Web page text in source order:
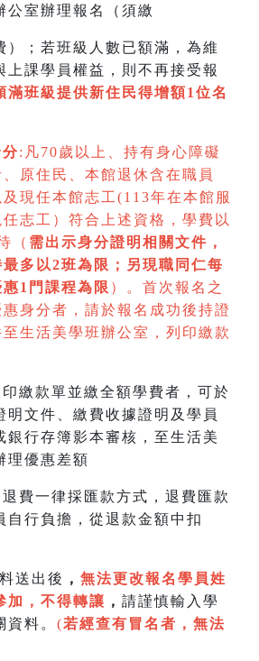
公室辦理報名（須繳
）；若班級人數已額滿，為維
上課學員權益，則不再接受報
滿班級提供新住民得增額1 位名
: 凡70歲以上、持有身心障礙
原住民、本館退休含在職員
及現任本館志工(113年在本館服
志工）符合上述資格，學費以
（ 需出示身分證明相關文件，
最多以2班為限 ； 另現職同仁每
惠1門課程為限 ）。首次報名之
身分者，請於報名成功後持證
至生活美學班辦公室，列印繳款
繳款單並繳全額學費者，可於
明文件、繳費收據證明及學員
銀行存簿影本審核，至生活美
理優惠差額
費一律採匯款方式，退費匯款
自行負擔，從退款金額中扣
送出後 ， 無法更改報名學員姓
加，不得轉讓 ， 請謹慎輸入學
資料。 (若經查有冒名者，無法